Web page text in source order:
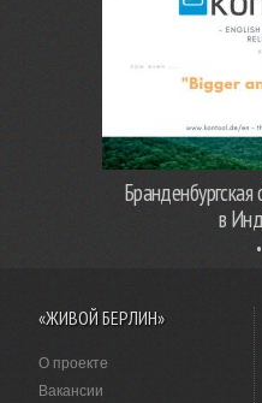
в
«ЖИВОЙ БЕРЛИН»
О проекте
Вакансии